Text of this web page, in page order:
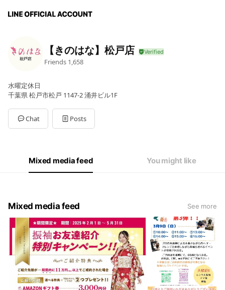
【きのはな】松戸店
Friends 1,658
水曜定休日
千葉県 松戸市松戸 1147-2 涌井ビル1F
Chat Posts
Mixed media feed You might like
Mixed media feed See more